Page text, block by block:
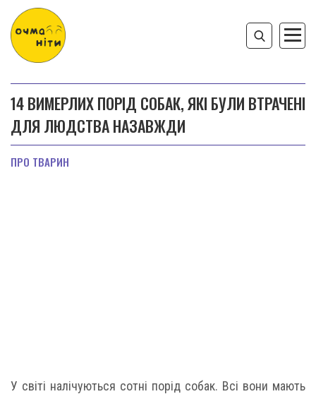
14 ВИМЕРЛИХ ПОРІД СОБАК, ЯКІ БУЛИ ВТРАЧЕНІ
ДЛЯ ЛЮДСТВА НАЗАВЖДИ
ПРО ТВАРИН
У світі налічуються сотні порід собак. Всі вони мають